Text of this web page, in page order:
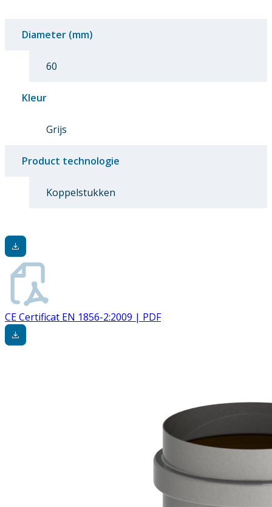
Diameter (mm)
60
Kleur
Grijs
Product technologie
Koppelstukken
CE Certificat EN 1856-2:2009 | PDF